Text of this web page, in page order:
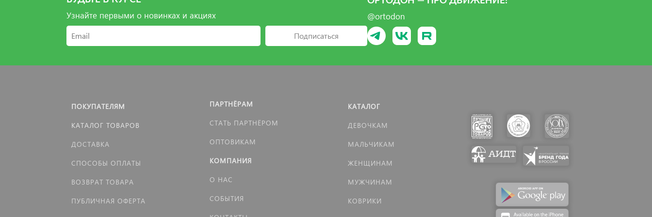
Узнайте первыми о новинках и акциях
Подписаться
@ortodon
ПОКУПАТЕЛЯМ
КАТАЛОГ ТОВАРОВ
ДОСТАВКА
СПОСОБЫ ОПЛАТЫ
ВОЗВРАТ ТОВАРА
ПУБЛИЧНАЯ ОФЕРТА
ПАРТНЁРАМ
СТАТЬ ПАРТНЁРОМ
ОПТОВИКАМ
КОМПАНИЯ
О НАС
СОБЫТИЯ
КАТАЛОГ
ДЕВОЧКАМ
МАЛЬЧИКАМ
ЖЕНЩИНАМ
МУЖЧИНАМ
КОВРИКИ